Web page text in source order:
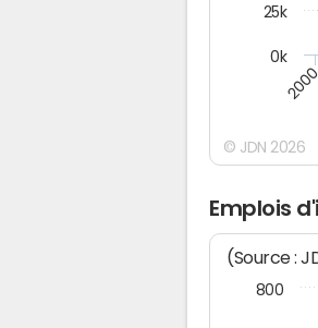
2000
0k
25k
© JDN 2026
Emplois
(Source :
800